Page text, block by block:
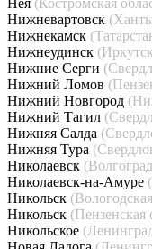
Нея (Костромская
Нижневартовск
Нижнекамск
Нижнеудинск
Нижние Серги
Нижний Ломов
Нижний Новгород
Нижний Тагил
Нижняя Салда
Нижняя Тура
Николаевск
Николаевск-на-Амуре
Никольск
Никольск (Пензенская
Никольское